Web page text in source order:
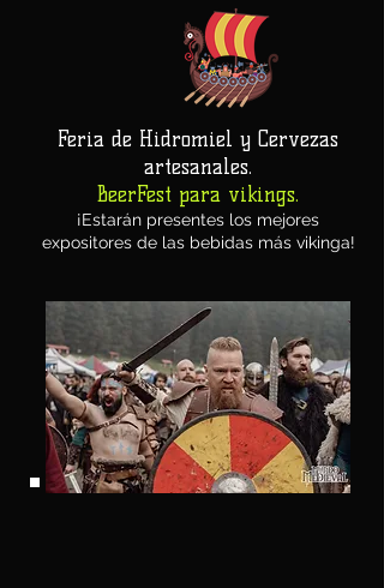
Feria de Hidromiel y Cervezas
artesanales.
BeerFest para vikings.
¡Estarán presentes los mejores
expositores de las bebidas más vikinga!